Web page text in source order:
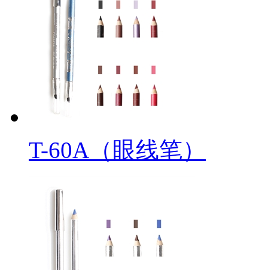
T-60A（眼线笔）